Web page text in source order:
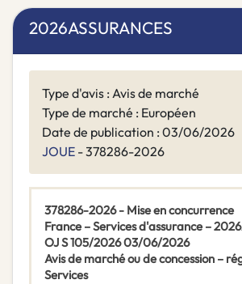
2026ASSURANCES
Type d'avis : Avis de marché
Type de marché : Européen
Date de publication : 03/06/2026
JOUE - 378286-2026
378286-2026 - Mise en concurrence
France – Services d'assurance –
OJ S 105/2026 03/06/2026
Avis de marché ou de concession –
Services